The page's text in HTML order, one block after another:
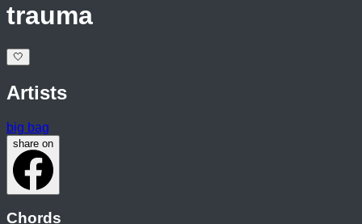
trauma
🤍
Artists
big bag
share on
Chords